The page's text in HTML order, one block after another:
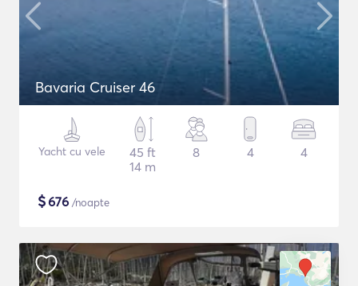
Bavaria Cruiser 46
Yacht cu vele
45 ft
14 m
8 4 4
$676 /noapte